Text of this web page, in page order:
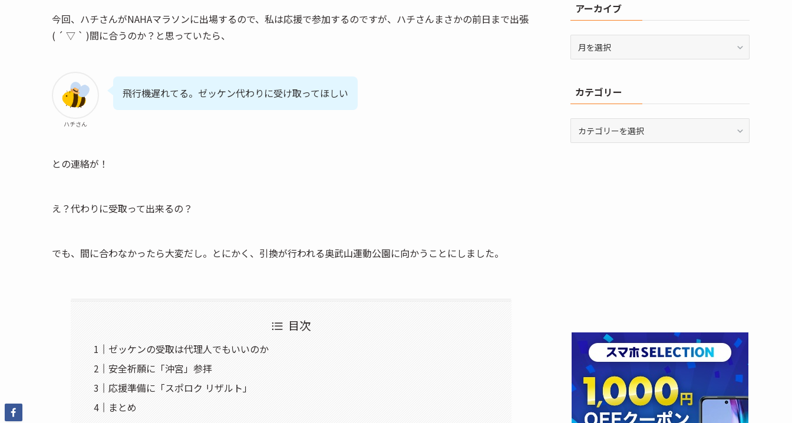
今回、ハチさんがNAHAマラソンに出場するので、私は応援で参加するのですが、ハチさんまさかの前日まで出張
( ´ ▽ ` )間に合うのか？と思っていたら、
ハチさん
飛行機遅れてる。ゼッケン代わりに受け取ってほしい
との連絡が！
え？代わりに受取って出来るの？
でも、間に合わなかったら大変だし。とにかく、引換が行われる奥武山運動公園に向かうことにしました。
目次
ゼッケンの受取は代理人でもいいのか
安全祈願に「沖宮」参拝
応援準備に「スポロク リザルト」
まとめ
アーカイブ
ブカテゴリー